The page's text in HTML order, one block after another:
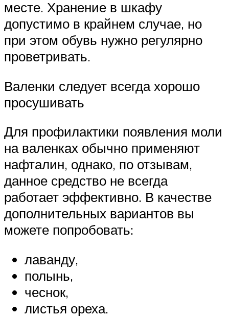
месте. Хранение в шкафу
допустимо в крайнем случае, но
при этом обувь нужно регулярно
проветривать.
Валенки следует всегда хорошо
просушивать
Для профилактики появления моли
на валенках обычно применяют
нафталин, однако, по отзывам,
данное средство не всегда
работает эффективно. В качестве
дополнительных вариантов вы
можете попробовать:
лаванду,
полынь,
чеснок,
листья ореха.